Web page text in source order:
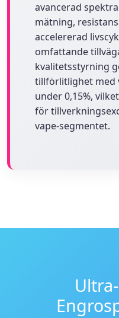
avancerad
mätning,
accelererad
omfattande
kvalitetsstyrning
tillförlitlighet med
under 0,15%,
för
vape-segmentet.